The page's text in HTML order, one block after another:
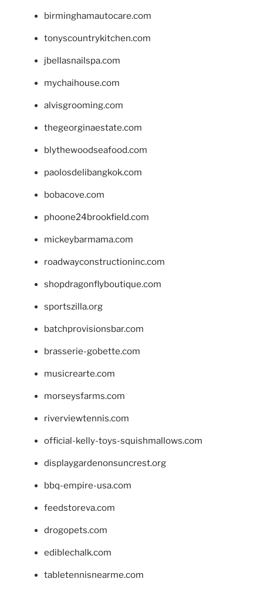
birminghamautocare.com
tonyscountrykitchen.com
jbellasnailspa.com
mychaihouse.com
alvisgrooming.com
thegeorginaestate.com
blythewoodseafood.com
paolosdelibangkok.com
bobacove.com
phoone24brookfield.com
mickeybarmama.com
roadwayconstructioninc.com
shopdragonflyboutique.com
sportszilla.org
batchprovisionsbar.com
brasserie-gobette.com
musicrearte.com
morseysfarms.com
riverviewtennis.com
official-kelly-toys-squishmallows.com
displaygardenonsuncrest.org
bbq-empire-usa.com
feedstoreva.com
drogopets.com
ediblechalk.com
tabletennisnearme.com